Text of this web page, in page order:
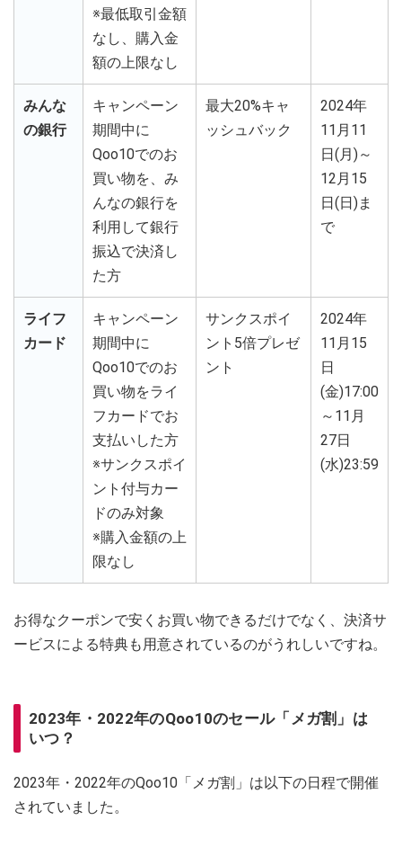
※最低取引金額
なし、購入金
額の上限なし
みんな
の銀行
キャンペーン
期間中に
Qoo10でのお
買い物を、み
んなの銀行を
利用して銀行
振込で決済し
た方
最大20%キャ
ッシュバック
2024年
11月11
日(月)～
12月15
日(日)ま
で
ライフ
カード
キャンペーン
期間中に
Qoo10でのお
買い物をライ
フカードでお
支払いした方
※サンクスポイ
ント付与カー
ドのみ対象
※購入金額の上
限なし
サンクスポイ
ント5倍プレゼ
ント
2024年
11月15
日
(金)17:00
～11月
27日
(水)23:59
お得なクーポンで安くお買い物できるだけでなく、決済サ
ービスによる特典も用意されているのがうれしいですね。
2023年・2022年のQoo10のセール「メガ割」は
いつ？
2023年・2022年のQoo10「メガ割」は以下の日程で開催
されていました。